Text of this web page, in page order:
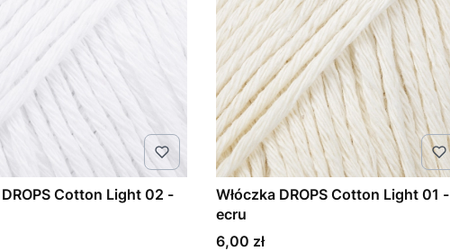
DROPS Cotton Light 02 -
Włóczka DROPS Cotton Light 01 -
ecru
Cena
6,00 zł